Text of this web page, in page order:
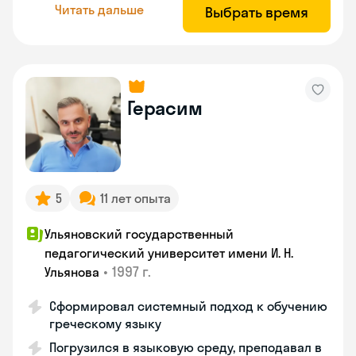
Читать дальше Выбрать время
Герасим
5 11 лет опыта
Ульяновский государственный
педагогический университет имени И. Н.
Ульянова • 1997 г.
Сформировал системный подход к обучению
греческому языку
Погрузился в языковую среду, преподавал в